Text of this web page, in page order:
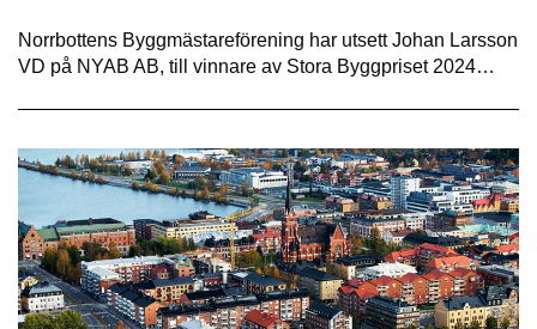
Norrbottens Byggmästareförening har utsett Johan Larsson
VD på NYAB AB, till vinnare av Stora Byggpriset 2024…